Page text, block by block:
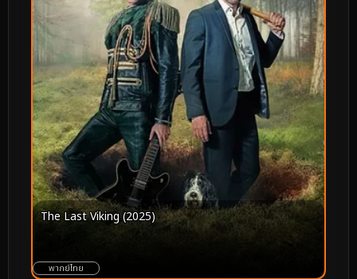
The Last Viking (2025)
พากย์ไทย